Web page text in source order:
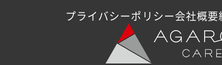
プライバシーポリシー会社概要